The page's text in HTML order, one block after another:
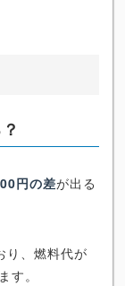
円の差が出る
り、燃料代が
。